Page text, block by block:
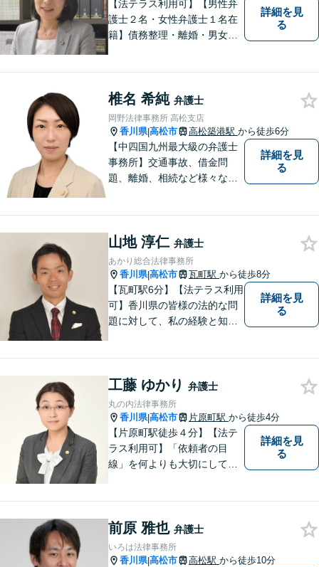
【法テラス利用可】【男性弁
護士２名・女性弁護士１名在
籍】債務整理・離婚・男女問
明を心がけています。早期解
決のため、まずはお気軽にご
相談ください。
詳細を見
る
椎名 希純 弁護士
岡野法律事務所 高松支店
香川県|高松市 高松築港駅 から徒歩6分
【中四国九州最大級の弁護士
事務所】交通事故、借金問
題、離婚、相続など様々な問
い！
詳細を見
る
山地 淳仁 弁護士
あかり総合法律事務所
香川県|高松市 瓦町駅 から徒歩8分
【瓦町駅6分】【法テラス利用
可】香川県の皆様の法的な問
題に対して、私の経験と知識
い。少しでもお役に立てるよ
う全力でサポートいたしま
す。
詳細を見
る
工藤 ゆかり 弁護士
丸の内法律事務所
香川県|高松市 片原町駅 から徒歩4分
【片原町駅徒歩４分】【法テ
ラス利用可】「依頼者の目
線」を何よりも大切にしてい
頂ける事件解決を目指して参
ります。【当日／夜間／休日
対応可】お気軽にご相談くだ
詳細を見
る
前原 雅也 弁護士
いろは法律事務所
香川県|高松市 高松駅 から徒歩10分